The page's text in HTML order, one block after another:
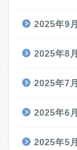
2025年9月
2025年8月
2025年7月
2025年6月
2025年5月